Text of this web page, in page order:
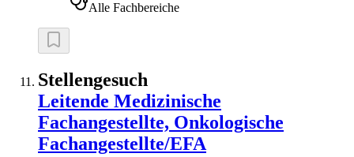
Alle Fachbereiche
Stellengesuch
Leitende Medizinische
Fachangestellte, Onkologische
Fachangestellte/EFA